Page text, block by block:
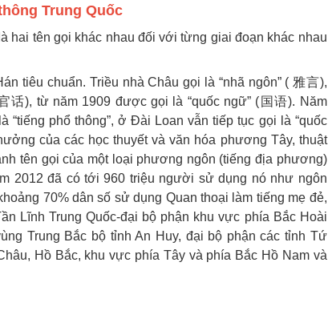
Trung Quốc
hai tên gọi khác nhau đối với từng giai đoạn khác nhau
tiêu chuẩn. Triều nhà Châu gọi là “nhã ngôn” ( 雅言),
话), từ năm 1909 được gọi là “quốc ngữ” (国语). Năm
“tiếng phổ thông”, ở Đài Loan vẫn tiếp tục gọi là “quốc
của các học thuyết và văn hóa phương Tây, thuật
tên gọi của một loại phương ngôn (tiếng địa phương)
2012 đã có tới 960 triệu người sử dụng nó như ngôn
70% dân số sử dụng Quan thoại làm tiếng mẹ đẻ,
Lĩnh Trung Quốc-đại bộ phận khu vực phía Bắc Hoài
Trung Bắc bộ tỉnh An Huy, đại bộ phận các tỉnh Tứ
Hồ Bắc, khu vực phía Tây và phía Bắc Hồ Nam và